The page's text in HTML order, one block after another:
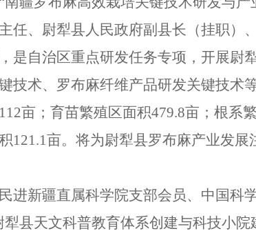
任、尉犁县人民政府副县长（挂职）
是自治区重点研发任务专项，开展尉
技术、罗布麻纤维产品研发关键技术
亩；育苗繁殖区面积479.8亩；根系
121.1亩。将为尉犁县罗布麻产业发
民进新疆直属科学院支部会员、中国科
犁县天文科普教育体系创建与科技小